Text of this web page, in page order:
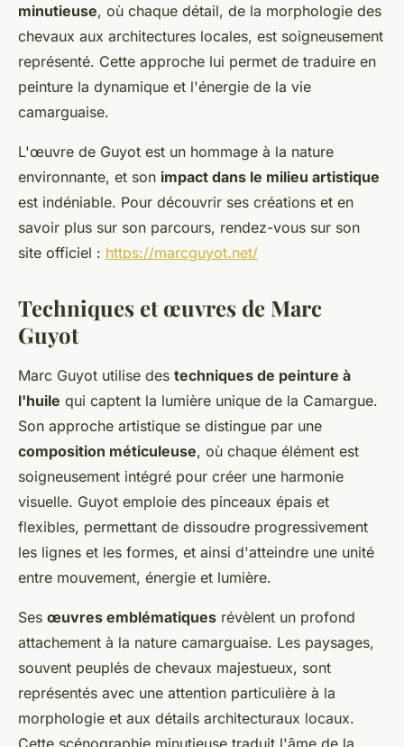
minutieuse, où chaque détail, de la morphologie des
chevaux aux architectures locales, est soigneusement
représenté. Cette approche lui permet de traduire en
peinture la dynamique et l'énergie de la vie
camarguaise.
L'œuvre de Guyot est un hommage à la nature
environnante, et son impact dans le milieu artistique
est indéniable. Pour découvrir ses créations et en
savoir plus sur son parcours, rendez-vous sur son
site officiel : https://marcguyot.net/
Techniques et œuvres de Marc
Guyot
Marc Guyot utilise des techniques de peinture à
l'huile qui captent la lumière unique de la Camargue.
Son approche artistique se distingue par une
composition méticuleuse, où chaque élément est
soigneusement intégré pour créer une harmonie
visuelle. Guyot emploie des pinceaux épais et
flexibles, permettant de dissoudre progressivement
les lignes et les formes, et ainsi d'atteindre une unité
entre mouvement, énergie et lumière.
Ses œuvres emblématiques révèlent un profond
attachement à la nature camarguaise. Les paysages,
souvent peuplés de chevaux majestueux, sont
représentés avec une attention particulière à la
morphologie et aux détails architecturaux locaux.
Cette scénographie minutieuse traduit l'âme de la